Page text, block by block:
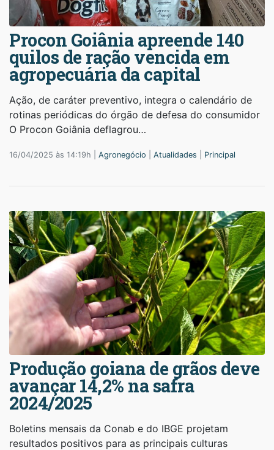
Procon Goiânia apreende 140
quilos de ração vencida em
agropecuária da capital
Ação, de caráter preventivo, integra o calendário de
rotinas periódicas do órgão de defesa do consumidor
O Procon Goiânia deflagrou…
16/04/2025 às 14:19h | Agronegócio Atualidades Principal
Produção goiana de grãos deve
avançar 14,2% na safra
2024/2025
Boletins mensais da Conab e do IBGE projetam
resultados positivos para as principais culturas